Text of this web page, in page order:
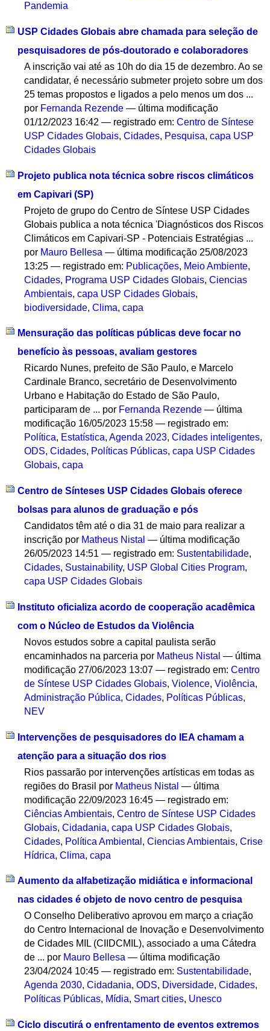
Pandemia
USP Cidades Globais abre chamada para seleção de
pesquisadores de pós-doutorado e colaboradores
A inscrição vai até as 10h do dia 15 de dezembro. Ao se
candidatar, é necessário submeter projeto sobre um dos
25 temas propostos e ligados a pelo menos um dos ...
por Fernanda Rezende — última modificação
01/12/2023 16:42— registrado em:Centro de Síntese
USP Cidades Globais,Cidades, Pesquisa,capa USP
Cidades Globais
Projeto publica nota técnica sobre riscos climáticos
em Capivari (SP)
Projeto de grupo do Centro de Síntese USP Cidades
Globais publica a nota técnica 'Diagnósticos dos Riscos
Climáticos em Capivari-SP - Potenciais Estratégias ...
por Mauro Bellesa — última modificação 25/08/2023
13:25— registrado em: Publicações, Meio Ambiente,
Cidades, Programa USP Cidades Globais,Ciencias
Ambientais,capa USP Cidades Globais,
biodiversidade,Clima,capa
Mensuração das políticas públicas deve focar no
benefício às pessoas, avaliam gestores
Ricardo Nunes, prefeito de São Paulo, e Marcelo
Cardinale Branco, secretário de Desenvolvimento
Urbano e Habitação do Estado de São Paulo,
participaram de ... por Fernanda Rezende — última
modificação 16/05/2023 15:58— registrado em:
Política, Estatística,Agenda 2023,Cidades inteligentes,
ODS,Cidades, Políticas Públicas,capa USP Cidades
Globais,capa
Centro de Sínteses USP Cidades Globais oferece
bolsas para alunos de graduação e pós
Candidatos têm até o dia 31 de maio para realizar a
inscrição por Matheus Nistal — última modificação
26/05/2023 14:51— registrado em: Sustentabilidade,
Cidades, Sustainability, USP Global Cities Program,
capa USP Cidades Globais
Instituto oficializa acordo de cooperação acadêmica
com o Núcleo de Estudos da Violência
Novos estudos sobre a capital paulista serão
encaminhados na parceria por Matheus Nistal — última
modificação 27/06/2023 13:07— registrado em:Centro
de Síntese USP Cidades Globais,Violence,Violência,
Administração Pública,Cidades, Políticas Públicas,
NEV
Intervenções de pesquisadores do IEA chamam a
atenção para a situação dos rios
Rios passarão por intervenções artísticas em todas as
regiões do Brasil por Matheus Nistal — última
modificação 22/09/2023 16:45— registrado em:
Ciências Ambientais,Centro de Síntese USP Cidades
Globais,Cidadania,capa USP Cidades Globais,
Cidades, Política Ambiental ,Ciencias Ambientais,Crise
Hídrica,Clima,capa
Aumento da alfabetização midiática e informacional
nas cidades é objeto de novo centro de pesquisa
O Conselho Deliberativo aprovou em março a criação
do Centro Internacional de Inovação e Desenvolvimento
de Cidades MIL (CIIDCMIL), associado a uma Cátedra
de ... por Mauro Bellesa — última modificação
23/04/2024 10:45— registrado em: Sustentabilidade,
Agenda 2030,Cidadania,ODS, Diversidade,Cidades,
Políticas Públicas, Mídia, Smart cities, Unesco
Ciclo discutirá o enfrentamento de eventos extremos